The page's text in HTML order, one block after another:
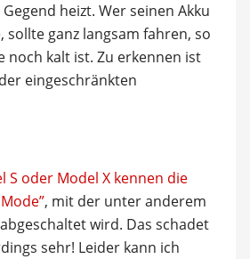
heizt. Wer seinen Akku
sollte ganz langsam fahren, so
noch kalt ist. Zu erkennen ist
eingeschränkten
S oder Model X kennen die
, mit der unter anderem
wird. Das schadet
sehr! Leider kann ich